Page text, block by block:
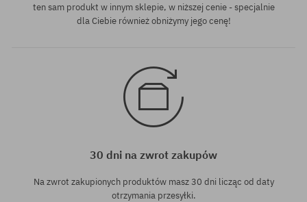
ten sam produkt w innym sklepie, w niższej cenie - specjalnie
dla Ciebie również obniżymy jego cenę!
30 dni na zwrot zakupów
Na zwrot zakupionych produktów masz 30 dni licząc od daty
otrzymania przesyłki.